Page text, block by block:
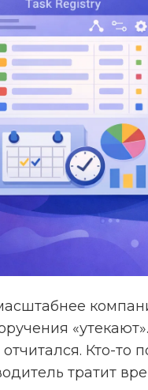
Кто-то
тратит